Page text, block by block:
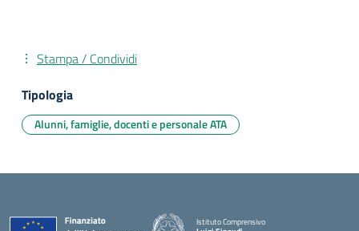
Stampa / Condividi
Tipologia
Alunni, famiglie, docenti e personale ATA
Istituto Comprensivo